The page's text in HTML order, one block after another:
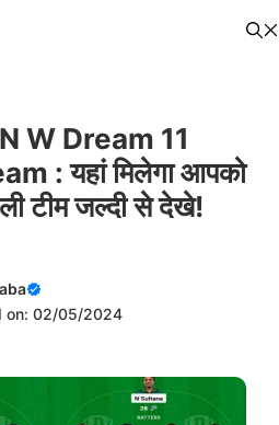
W Dream 11
: यहां मिलेगा आपको
टीम जल्दी से देखे!
on: 02/05/2024